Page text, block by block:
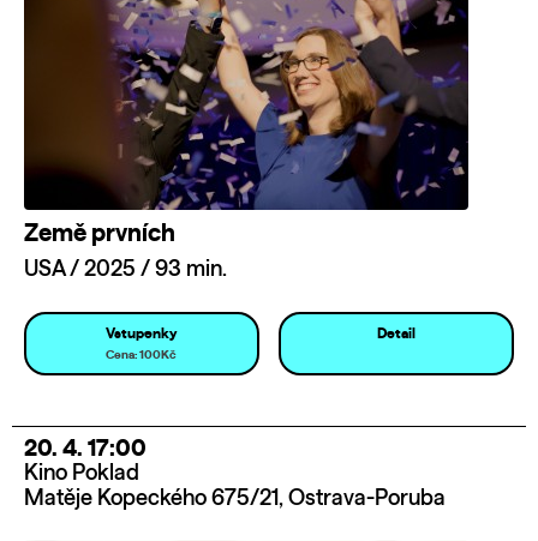
Země prvních
USA / 2025 / 93 min.
Vstupenky
Cena: 100Kč
Detail
20. 4. 17:00
Kino Poklad
Matěje Kopeckého 675/21, Ostrava-Poruba